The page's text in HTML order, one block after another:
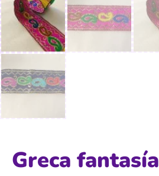
Greca fantasía